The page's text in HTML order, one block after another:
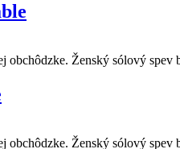
Ženský sólový spev
Ženský sólový spev